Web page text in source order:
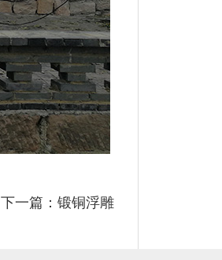
下一篇：锻铜浮雕